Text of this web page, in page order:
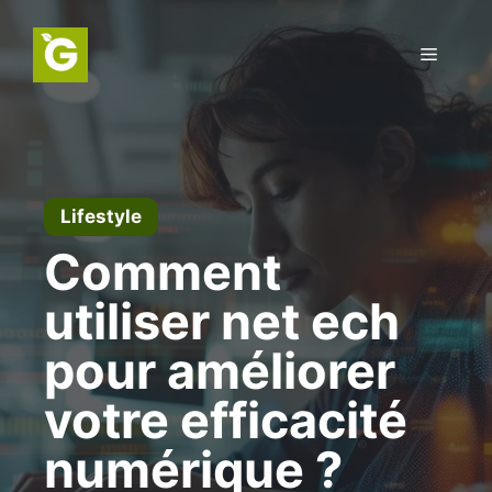
contenu
Menu
Lifestyle
Comment
utiliser net ech
pour améliorer
votre efficacité
numérique ?